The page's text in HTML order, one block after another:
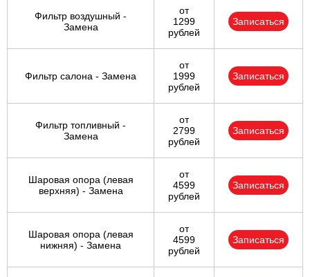
Фильтр воздушный -
Замена
от
1299
рублей
Записаться
Фильтр салона - Замена
от
1999
рублей
Записаться
Фильтр топливный -
Замена
от
2799
рублей
Записаться
Шаровая опора (левая
верхняя) - Замена
от
4599
рублей
Записаться
Шаровая опора (левая
нижняя) - Замена
от
4599
рублей
Записаться